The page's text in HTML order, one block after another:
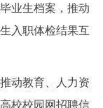
业生档案，推动
入职体检结果互
动教育、人力资
校校园网招聘信